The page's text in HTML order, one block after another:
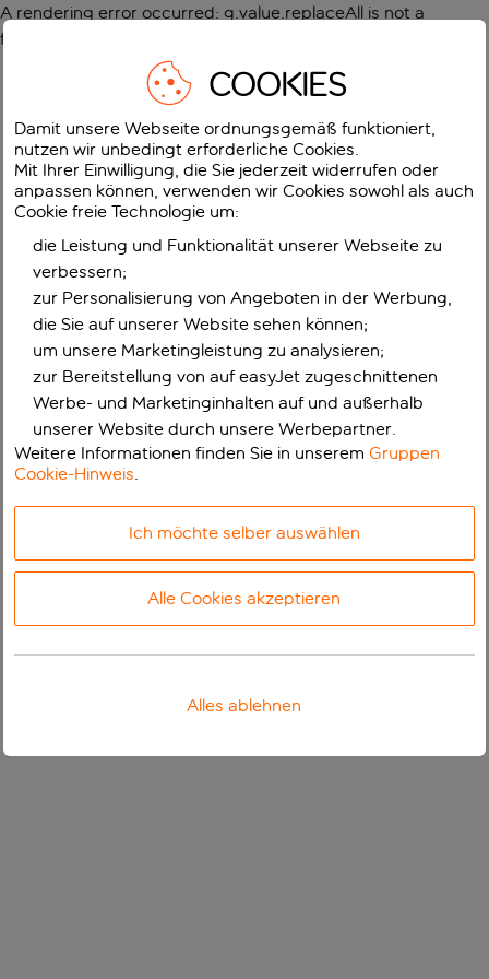
A rendering error occurred: g.value.replaceAll is not a
function
COOKIES
Damit unsere Webseite ordnungsgemäß funktioniert,
nutzen wir unbedingt erforderliche Cookies.
Mit Ihrer Einwilligung, die Sie jederzeit widerrufen oder
anpassen können, verwenden wir Cookies sowohl als auch
Cookie freie Technologie um:
die Leistung und Funktionalität unserer Webseite zu
verbessern;
zur Personalisierung von Angeboten in der Werbung,
die Sie auf unserer Website sehen können;
um unsere Marketingleistung zu analysieren;
zur Bereitstellung von auf easyJet zugeschnittenen
Werbe- und Marketinginhalten auf und außerhalb
unserer Website durch unsere Werbepartner.
Weitere Informationen finden Sie in unseremGruppen
Cookie-Hinweis.
Ich möchte selber auswählen
Alle Cookies akzeptieren
Alles ablehnen